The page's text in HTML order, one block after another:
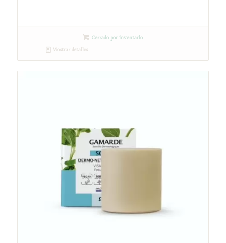
Cerrado por inventario
Mostrar detalles